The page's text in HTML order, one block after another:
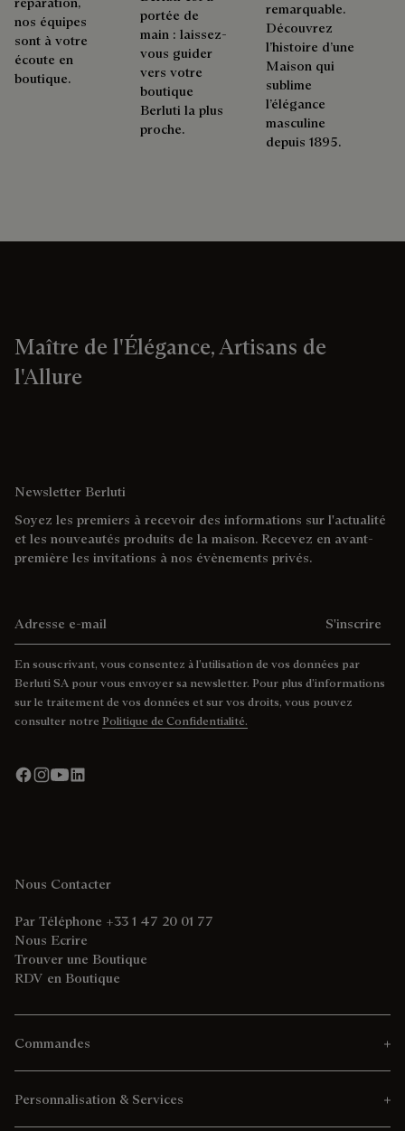
nos équipes
sont à votre
écoute en
boutique.
portée de
main : laissez-
vous guider
vers votre
boutique
Berluti la plus
proche.
remarquable.
Découvrez
l’histoire d’une
Maison qui
sublime
l’élégance
masculine
depuis 1895.
Maître de l'Élégance, Artisans de
l'Allure
Newsletter Berluti
Soyez les premiers à recevoir des informations sur l'actualité
et les nouveautés produits de la maison. Recevez en avant-
première les invitations à nos évènements privés.
S'inscrire
En souscrivant, vous consentez à l’utilisation de vos données par
Berluti SA pour vous envoyer sa newsletter. Pour plus d’informations
sur le traitement de vos données et sur vos droits, vous pouvez
consulter notre Politique de Confidentialité.
Nous Contacter
Par Téléphone +33 1 47 20 01 77
Nous Ecrire
Trouver une Boutique
RDV en Boutique
Commandes
Personnalisation & Services